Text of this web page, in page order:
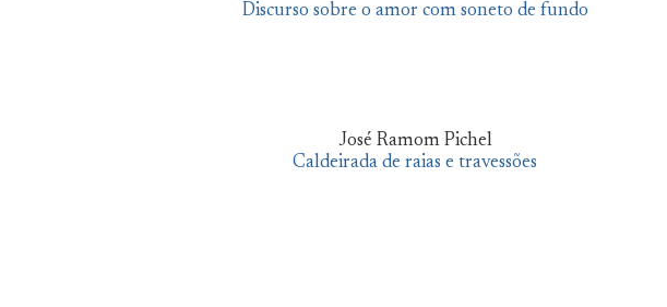
Discurso sobre o amor com soneto de fundo
José Ramom Pichel
Caldeirada de raias e travessões